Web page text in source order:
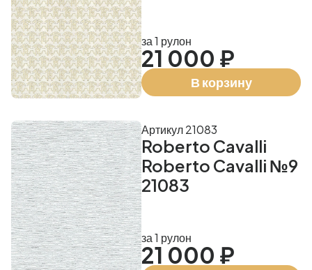
за 1 рулон
21 000 ₽
В корзину
Roberto Cavalli
Roberto Cavalli №9
21083
Артикул 21083
за 1 рулон
21 000 ₽